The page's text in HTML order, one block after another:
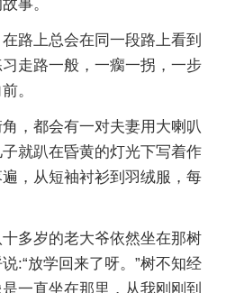
事。
路上总会在同一段路上看到
走路一般，一瘸一拐，一步
。
，都会有一对夫妻用大喇叭
就趴在昏黄的灯光下写着作
，从短袖衬衫到羽绒服，每
多岁的老大爷依然坐在那树
:“放学回来了呀。”树不知经
一直坐在那里，从我刚刚到